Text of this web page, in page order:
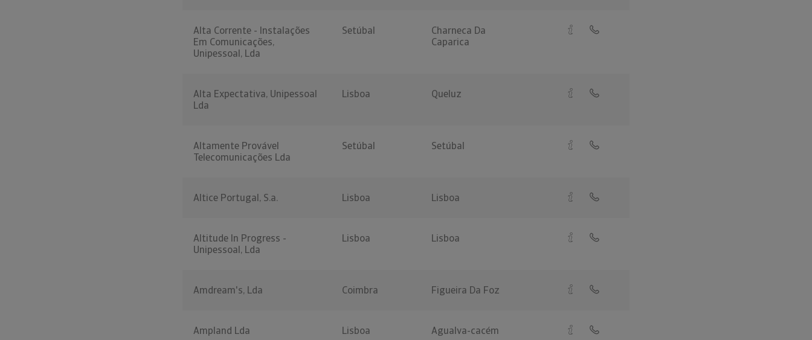
Alta Corrente - Instalações
Em Comunicações,
Unipessoal, Lda
Setúbal
Charneca Da
Caparica
Alta Expectativa, Unipessoal
Lda
Lisboa Queluz
Altamente Provável
Telecomunicações Lda
Setúbal Setúbal
Altice Portugal, S.a. Lisboa Lisboa
Altitude In Progress -
Unipessoal, Lda
Lisboa Lisboa
Amdream's, Lda Coimbra Figueira Da Foz
Ampland Lda Lisboa Agualva-cacém